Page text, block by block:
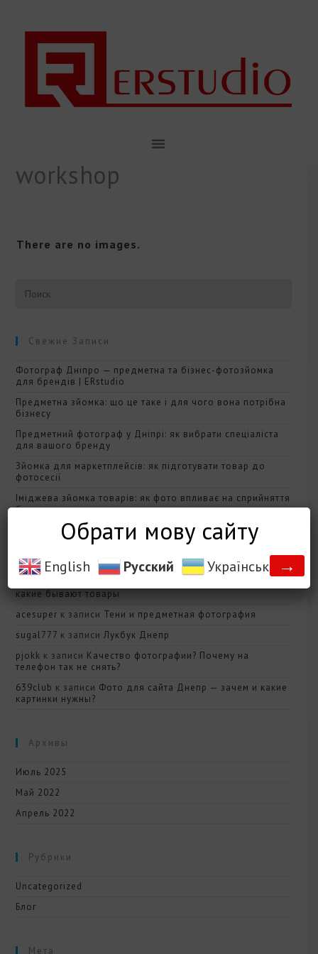
workshop
There are no images.
Свежие Записи
Фотограф Дніпро — предметна та бізнес-фотозйомка
для брендів | ERstudio
Предметна зйомка: що це таке і для чого вона потрібна
бізнесу
Предметний фотограф у Дніпрі: як вибрати спеціаліста
для вашого бренду
Зйомка для маркетплейсів: як підготувати товар до
фотосесії
Іміджева зйомка товарів: як фото впливає на сприйняття
бренду
какие бывают товары
acesuper к записи Тени и предметная фотография
sugal777 к записи Лукбук Днепр
pjokk к записи Качество фотографии? Почему на
телефон так не снять?
639club к записи Фото для сайта Днепр — зачем и какие
картинки нужны?
Архивы
Июль 2025
Май 2022
Апрель 2022
Рубрики
Uncategorized
Блог
Мета
Обрати мову сайту
English Русский Українська →